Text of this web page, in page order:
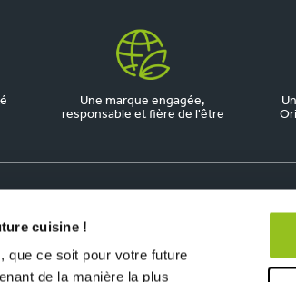
cuisine !
que ce soit pour votre future
de la manière la plus
Une marque engagée,
responsable et fière de l'être